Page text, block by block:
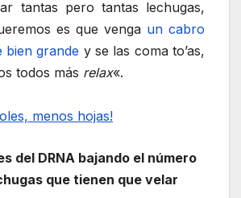
tantas pero tantas lechugas,
es que venga un cabro
bien grande y se las coma to’as,
todos más relax«.
del DRNA bajando el número
que tienen que velar